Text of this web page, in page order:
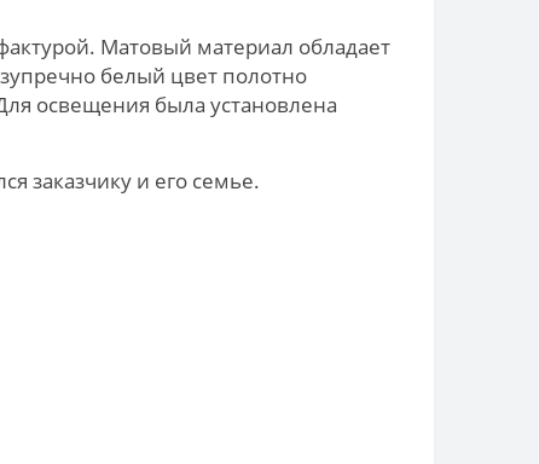
Матовый материал обладает
белый цвет полотно
освещения была установлена
заказчику и его семье.